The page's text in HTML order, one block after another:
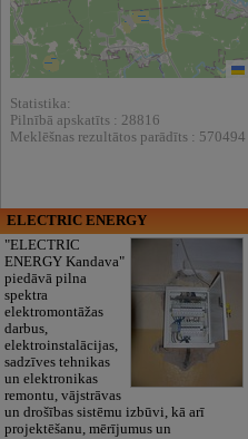
Statistika:
Pilnībā apskatīts : 28816
Meklēšnas rezultātos parādīts : 570494
ELECTRIC ENERGY
"ELECTRIC
ENERGY Kandava"
piedāvā pilna
spektra
elektromontāžas
darbus,
elektroinstalācijas,
sadzīves tehnikas
un elektronikas
remontu, vājstrāvas
un drošības sistēmu izbūvi, kā arī
projektēšanu, mērījumus un